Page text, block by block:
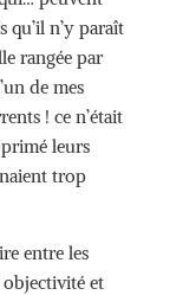
qu’il n’y paraît
rangée par
de mes
! ce n’était
leurs
trop
entre les
et